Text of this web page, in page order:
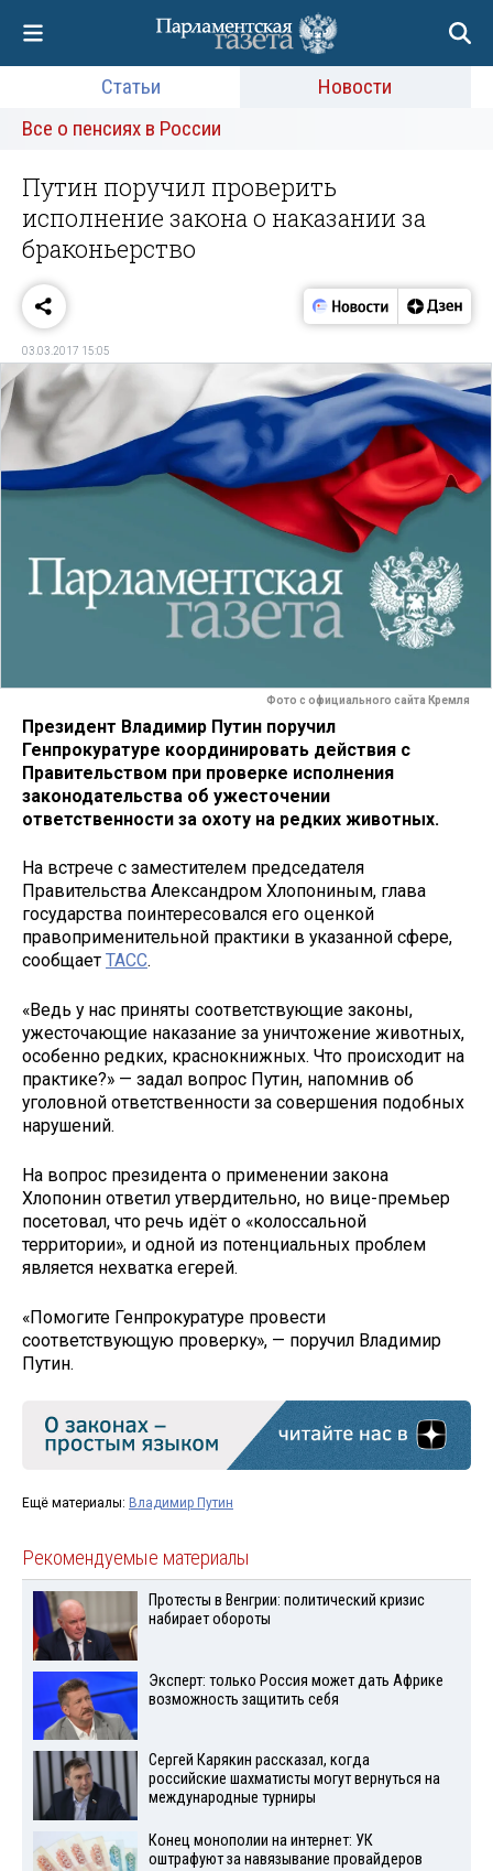
Статьи
Новости
Все о пенсиях в России
Путин поручил проверить
исполнение закона о наказании за
браконьерство
03.03.2017 15:05
Фото с официального сайта Кремля
Президент Владимир Путин поручил
Генпрокуратуре координировать действия с
Правительством при проверке исполнения
законодательства об ужесточении
ответственности за охоту на редких животных.
На встрече с заместителем председателя
Правительства Александром Хлопониным, глава
государства поинтересовался его оценкой
правоприменительной практики в указанной сфере,
сообщает ТАСС.
«Ведь у нас приняты соответствующие законы,
ужесточающие наказание за уничтожение животных,
особенно редких, краснокнижных. Что происходит на
практике?» — задал вопрос Путин, напомнив об
уголовной ответственности за совершения подобных
нарушений.
На вопрос президента о применении закона
Хлопонин ответил утвердительно, но вице-премьер
посетовал, что речь идёт о «колоссальной
территории», и одной из потенциальных проблем
является нехватка егерей.
«Помогите Генпрокуратуре провести
соответствующую проверку», — поручил Владимир
Путин.
Ещё материалы: Владимир Путин
Рекомендуемые материалы
Протесты в Венгрии: политический кризис
набирает обороты
Эксперт: только Россия может дать Африке
возможность защитить себя
Сергей Карякин рассказал, когда
российские шахматисты могут вернуться на
международные турниры
Конец монополии на интернет: УК
оштрафуют за навязывание провайдеров